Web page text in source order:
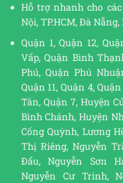
Hỗ trợ nhanh cho
Nội, TP.HCM, Đà
Quận 1, Quận 12,
Vấp, Quận Bình
Phú, Quận Phú
Quận 11, Quận 4,
Tân, Quận 7, Huyện
Bình Chánh, Huyện
Cống Quỳnh, Lương
Thị Riêng, Nguyễn
Đẩu, Nguyễn Sơn
Nguyễn Cư Trinh,